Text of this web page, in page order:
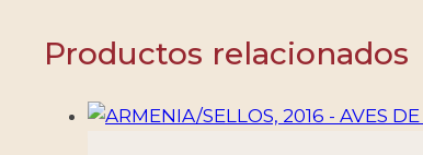
HOJITA
VALORES
Productos relacionados